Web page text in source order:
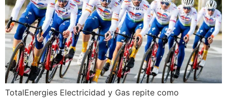
TotalEnergies Electricidad y Gas repite como